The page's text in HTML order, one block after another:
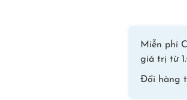
Miễn phí
giá trị từ
Đổi hàng